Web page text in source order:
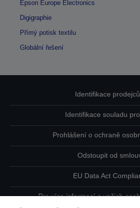
Epson Europe Electronics
Digigraphie
Přímý potisk textilu
Globální řešení
Identifikace prodejců
Identifikace souladu
Prohlášení o ochraně
Odstoupit od
EU Data Act
Pro více informací o vašich